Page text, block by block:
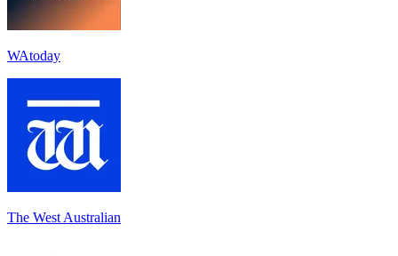
WAtoday
The West Australian